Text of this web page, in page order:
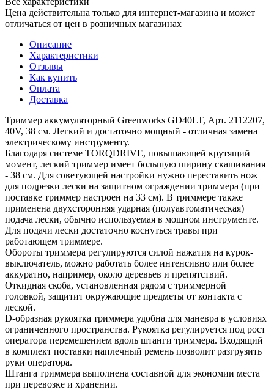
Цена действительна только для интернет-магазина и может
отличаться от цен в розничных магазинах
Описание
Характеристики
Отзывы
Как купить
Оплата
Доставка
Триммер аккумуляторный Greenworks GD40LT, Арт. 2112207,
40V, 38 см. Легкий и достаточно мощный - отличная замена
электрическому инструменту.
Благодаря системе TORQDRIVE, повышающей крутящий
момент, легкий триммер имеет большую ширину скашивания
- 38 см. Для советующей настройки нужно переставить нож
для подрезки лески на защитном ограждении триммера (при
поставке триммер настроен на 33 см). В триммере также
применена двухсторонняя ударная (полуавтоматическая)
подача лески, обычно используемая в мощном инструменте.
Для подачи лески достаточно коснуться травы при
работающем триммере.
Обороты триммера регулируются силой нажатия на курок-
выключатель, можно работать более интенсивно или более
аккуратно, например, около деревьев и препятствий.
Откидная скоба, установленная рядом с триммерной
головкой, защитит окружающие предметы от контакта с
леской.
D-образная рукоятка триммера удобна для маневра в условиях
ограниченного пространства. Рукоятка регулируется под рост
оператора перемещением вдоль штанги триммера. Входящий
в комплект поставки наплечный ремень позволит разгрузить
руки оператора.
Штанга триммера выполнена составной для экономии места
при перевозке и хранении.